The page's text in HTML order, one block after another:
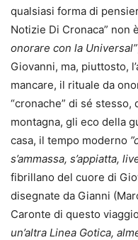
qualsiasi forma di
Notizie Di Cronaca” non
onorare con la Universal”
Giovanni, ma, piuttosto,
mancare, il rituale da
“cronache” di sé
montagna, gli eco della
casa, il tempo moderno
s’ammassa, s’appiatta,
fibrillano del cuore di
disegnate da Gianni
Caronte di questo
un’altra Linea Gotica,